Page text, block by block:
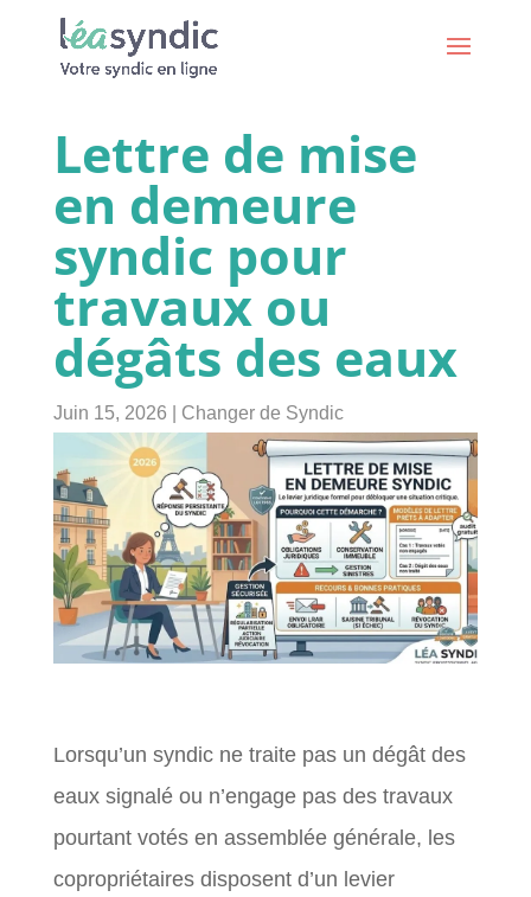
Lettre de mise
en demeure
syndic pour
travaux ou
dégâts des eaux
Juin 15, 2026 Changer de Syndic
Lorsqu’un syndic ne traite pas un dégât des
eaux signalé ou n’engage pas des travaux
pourtant votés en assemblée générale, les
copropriétaires disposent d’un levier